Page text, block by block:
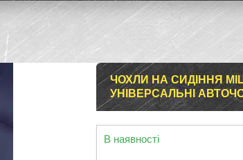
ЧОХЛИ НА СИДІННЯ
УНІВЕРСАЛЬНІ
В наявності